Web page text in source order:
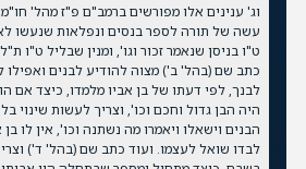
וג' ענינים אלו מפורשים ברמב"ם פ"ז מהל'
עשה של תורה לספר בנסים ונפלאות שנעשו
ט"ו בניסן שנאמר זכור וגו', ומנין שבליל ט"ו
כתב שם (בהל' ב') מצוה להודיע לבנים
לבנך, לפי דעתו של בן אביו מלמדו, כיצד אם
היה הבן גדול וחכם וכו', וצריך לעשות שינוי
הבנים וישאלו ויאמרו מה נשתנה וכו', אין לו
לבדו שואל לעצמו. ועוד כתב שם (בהל' ד')